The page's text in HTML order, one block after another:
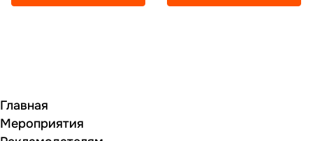
Главная
Мероприятия